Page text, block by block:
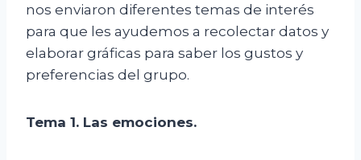
nos enviaron diferentes temas de interés
para que les ayudemos a recolectar datos y
elaborar gráficas para saber los gustos y
preferencias del grupo.
Tema 1. Las emociones.